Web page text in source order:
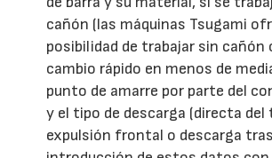
cañón (las máquinas Tsugami
posibilidad de trabajar sin cañón
cambio rápido en menos de
punto de amarre por parte del
y el tipo de descarga (directa del
expulsión frontal o descarga